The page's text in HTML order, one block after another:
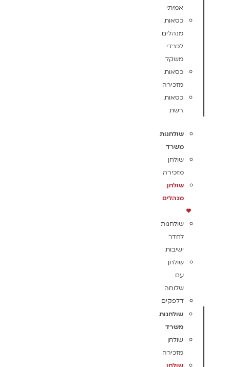
אמיתי
כסאות
מנהלים
לכבדי
משקל
כסאות
מזכירה
כסאות
רשת
שולחנות
משרד
שולחן
מזכירה
שולחן
מנהלים
שולחנות
לחדר
ישיבות
שולחן
עם
שלוחה
דלפקים
שולחנות
משרד
שולחן
מזכירה